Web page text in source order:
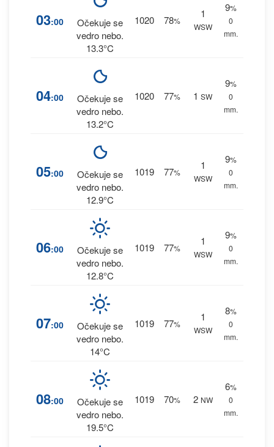
03:00
Očekuje se
vedro nebo.
13.3°C
1020 78%
1
WSW
9%
0
mm.
04:00
Očekuje se
vedro nebo.
13.2°C
1020 77% 1 SW
9%
0
mm.
05:00
Očekuje se
vedro nebo.
12.9°C
1019 77%
1
WSW
9%
0
mm.
06:00
Očekuje se
vedro nebo.
12.8°C
1019 77%
1
WSW
9%
0
mm.
07:00
Očekuje se
vedro nebo.
14°C
1019 77%
1
WSW
8%
0
mm.
08:00
Očekuje se
vedro nebo.
19.5°C
1019 70% 2 NW
6%
0
mm.